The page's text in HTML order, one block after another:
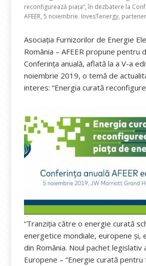
reconfigurează piața“, în dezbatere la
AFEER, 5 noiembrie. InvesTenergy,
Asociația Furnizorilor de Energie
România – AFEER propune pentru
Conferința anuală, aflată la a V-a
noiembrie 2019, o temă de
interes: “Energia curată
“Tranziția către o energie curată
energetice mondiale, europene și,
din România. Noul pachet legislativ
Europene – “Energie curată pentru